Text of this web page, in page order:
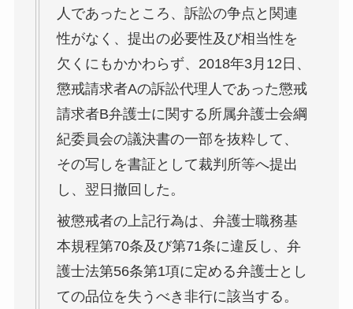
人であったところ、訴訟の争点と関連
性がなく、提出の必要性及び相当性を
欠くにもかかわらず、2018年3月12日、
懲戒請求者Aの訴訟代理人であった懲戒
請求者B弁護士に関する所属弁護士会綱
紀委員会の議決書の一部を抜粋して、
その写しを書証として裁判所等へ提出
し、翌日撤回した。
被懲戒者の上記行為は、弁護士職務基
本規程第70条及び第71条に違反し、弁
護士法第56条第1項に定める弁護士とし
ての品位を失うべき非行に該当する。